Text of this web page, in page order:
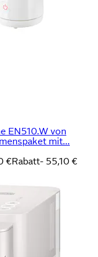
EN510.W von
mit...
€Rabatt- 55,10 €